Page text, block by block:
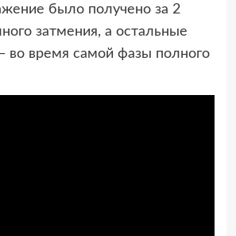
было получено за 2
затмения, а остальные
во время самой фазы полного